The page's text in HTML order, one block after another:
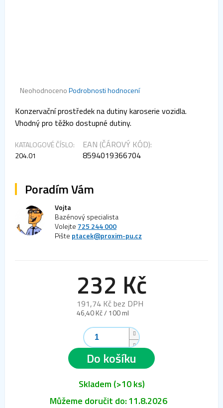
Průměrné
produktu
je
0,0
hvězdiček.
NeohodnocenoPodrobnosti hodnocení
Konzervační prostředek na dutiny karoserie vozidla.
Vhodný pro těžko dostupné dutiny.
KATALOGOVÉ ČÍSLO:
204.01
EAN (ČÁROVÝ KÓD):
8594019366704
Poradím Vám
Vojta
Bazénový specialista
Volejte725 244 000
Pište ptacek@proxim-pu.cz
232 Kč
191,74 Kč bez DPH
Měrná
46,40 Kč / 100 ml
Do košíku
Skladem (>10 ks)
Můžeme doručit do:11.8.2026